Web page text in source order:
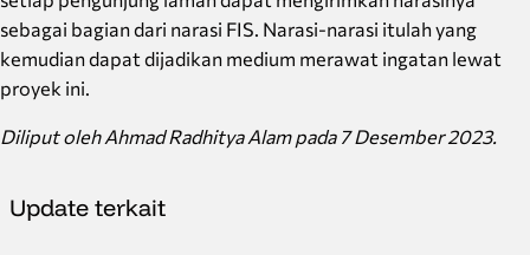
sebagai bagian dari narasi FIS. Narasi-narasi itulah yang
kemudian dapat dijadikan medium merawat ingatan lewat
proyek ini.
Diliput oleh Ahmad Radhitya Alam pada 7 Desember 2023.
Update terkait